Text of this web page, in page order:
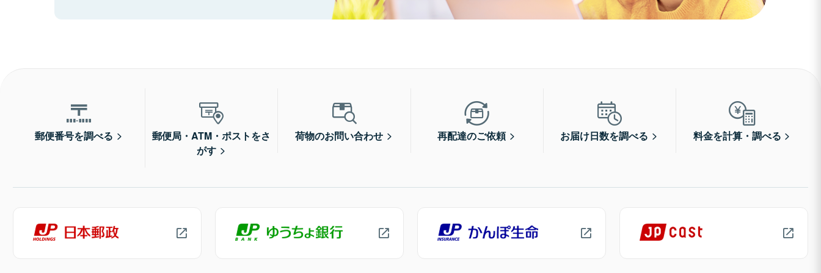
郵便番号を調べる
郵便局・ATM・ポストをさ
がす
荷物のお問い合わせ 再配達のご依頼 お届け日数を調べる 料金を計算・調べる